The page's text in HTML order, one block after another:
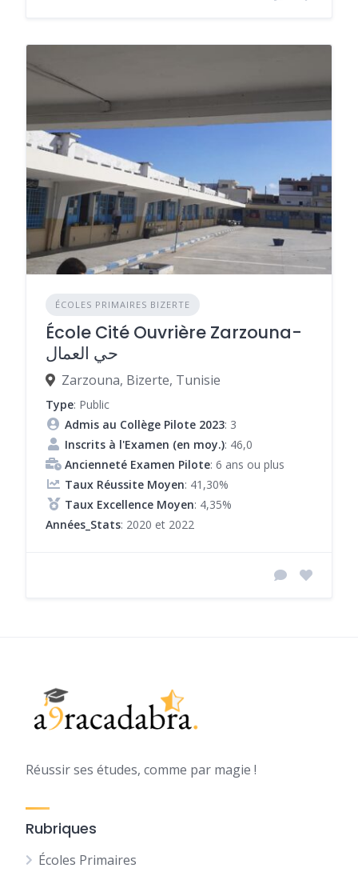
ÉCOLES PRIMAIRES BIZERTE
École Cité Ouvrière Zarzouna-
حي العمال
Zarzouna, Bizerte, Tunisie
Type: Public
Admis au Collège Pilote 2023: 3
Inscrits à l'Examen (en moy.): 46,0
Ancienneté Examen Pilote: 6 ans ou plus
Taux Réussite Moyen: 41,30%
Taux Excellence Moyen: 4,35%
Années_Stats: 2020 et 2022
Réussir ses études, comme par magie !
Rubriques
Écoles Primaires